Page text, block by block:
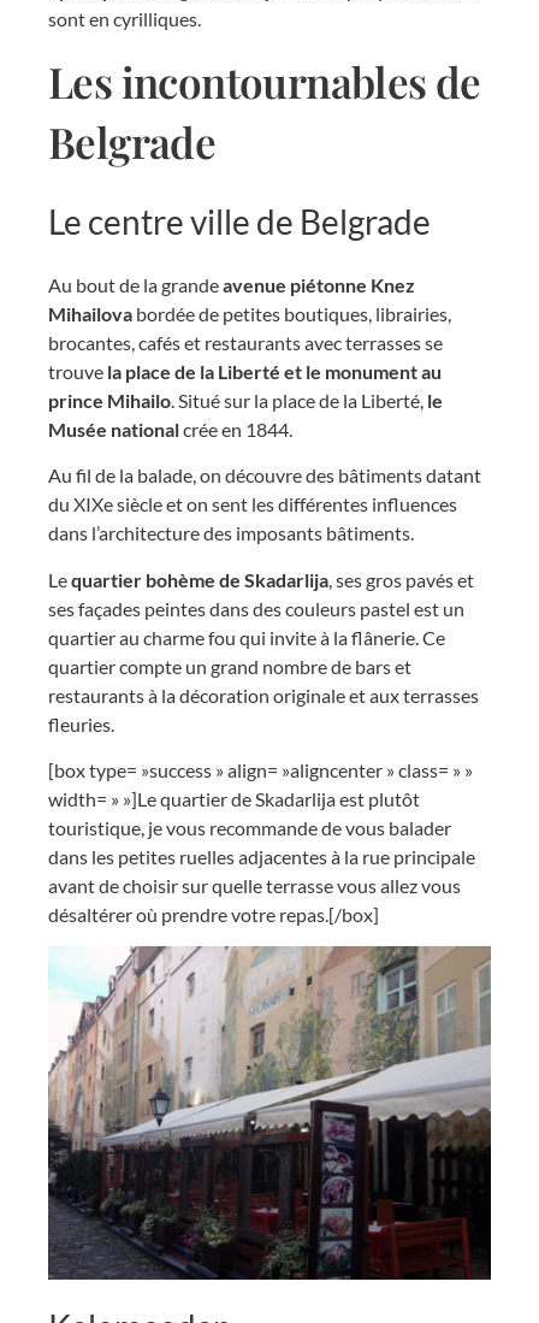
sont en cyrilliques.
Les incontournables de
Belgrade
Le centre ville de Belgrade
Au bout de la grandeavenue piétonne Knez
Mihailova bordée de petites boutiques, librairies,
brocantes, cafés et restaurants avec terrasses se
trouve la place de la Liberté et le monument au
prince Mihailo . Situé sur la place de la Liberté, le
Musée nationalcrée en 1844.
Au fil de la balade, on découvre des bâtiments datant
du XIXe siècle et on sent les différentes influences
dans l’architecture des imposants bâtiments.
Lequartier bohème de Skadarlija , ses gros pavés et
ses façades peintes dans des couleurs pastel est un
quartier au charme fou qui invite à la flânerie. Ce
quartier compte un grand nombre de bars et
restaurants à la décoration originale et aux terrasses
fleuries.
[box type= »success » align= »aligncenter » class= » »
width= » »]Le quartier de Skadarlija est plutôt
touristique, je vous recommande de vous balader
dans les petites ruelles adjacentes à la rue principale
avant de choisir sur quelle terrasse vous allez vous
désaltérer où prendre votre repas.[/box]